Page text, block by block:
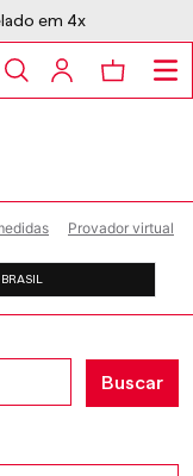
em 4x
Provador virtual